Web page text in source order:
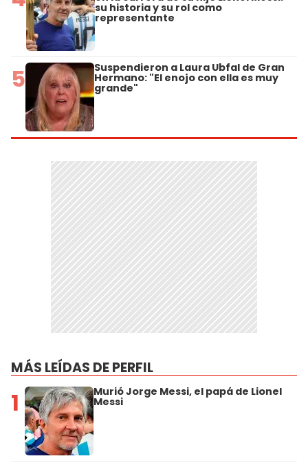
su historia y su rol como
representante
5 Suspendieron a Laura Ubfal de Gran
Hermano: "El enojo con ella es muy
grande"
MÁS LEÍDAS DE PERFIL
1 Murió Jorge Messi, el papá de Lionel
Messi